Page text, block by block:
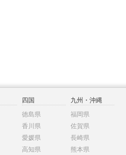
四国
徳島県
香川県
愛媛県
高知県
九州・沖縄
福岡県
佐賀県
長崎県
熊本県